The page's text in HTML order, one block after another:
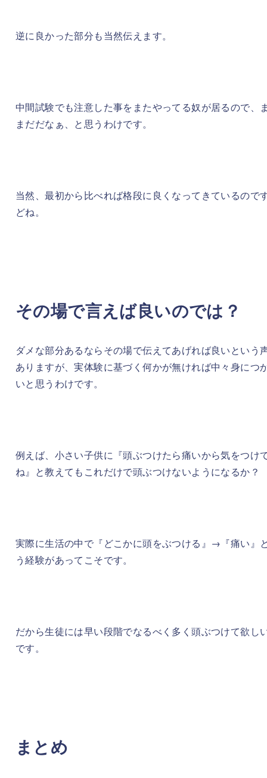
逆に良かった部分も当然伝えます。
中間試験でも注意した事をまたやってる奴が居るので、
まだだなぁ、と思うわけです。
当然、最初から比べれば格段に良くなってきているので
どね。
その場で言えば良いのでは？
ダメな部分あるならその場で伝えてあげれば良いという
ありますが、実体験に基づく何かが無ければ中々身につ
いと思うわけです。
例えば、小さい子供に『頭ぶつけたら痛いから気をつけ
ね』と教えてもこれだけで頭ぶつけないようになるか？
実際に生活の中で『どこかに頭をぶつける』→『痛い』
う経験があってこそです。
だから生徒には早い段階でなるべく多く頭ぶつけて欲し
です。
まとめ